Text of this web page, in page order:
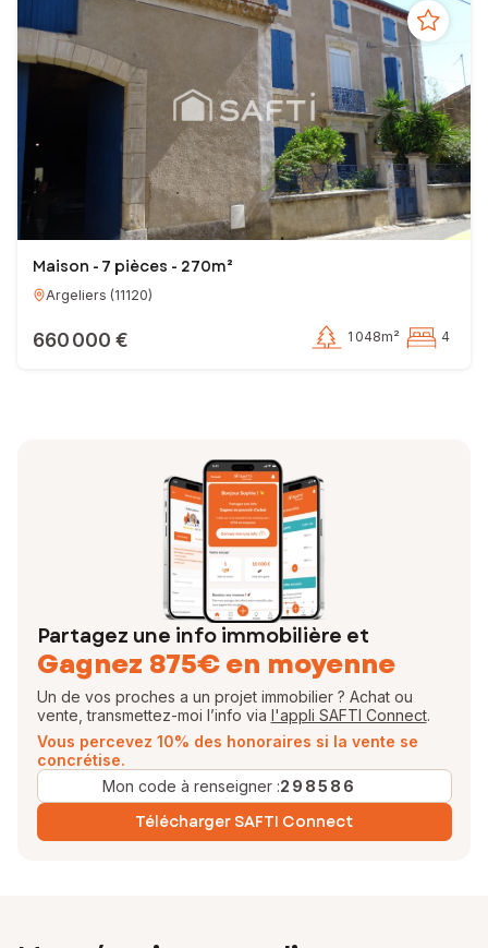
Maison - 7 pièces - 270m²
Argeliers (11120)
660 000 € 1 048m² 4
Partagez une info immobilière et
Gagnez 875€ en moyenne
Un de vos proches a un projet immobilier ? Achat ou
vente, transmettez-moi l’info via l'appli SAFTI Connect.
Vous percevez 10% des honoraires si la vente se
concrétise.
Mon code à renseigner :298586
Télécharger SAFTI Connect